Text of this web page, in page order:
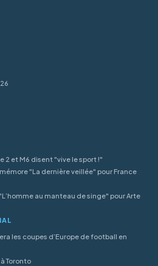
2 et M6 disent "vive le sport !"
"La dernière veillée" pour France
au manteau de singe" pour Arte
les coupes d’Europe de football en
Toronto